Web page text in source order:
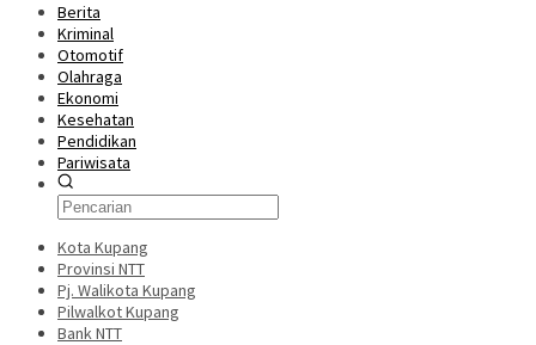
Berita
Kriminal
Otomotif
Olahraga
Ekonomi
Kesehatan
Pendidikan
Pariwisata
Kota Kupang
Provinsi NTT
Pj. Walikota Kupang
Pilwalkot Kupang
Bank NTT